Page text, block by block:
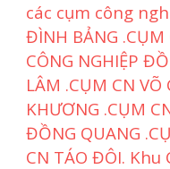
các cụm công
ĐÌNH BẢNG .CỤM
CÔNG NGHIỆP
LÂM .CỤM CN
KHƯƠNG .CỤM
ĐỒNG QUANG
CN TÁO ĐÔI.